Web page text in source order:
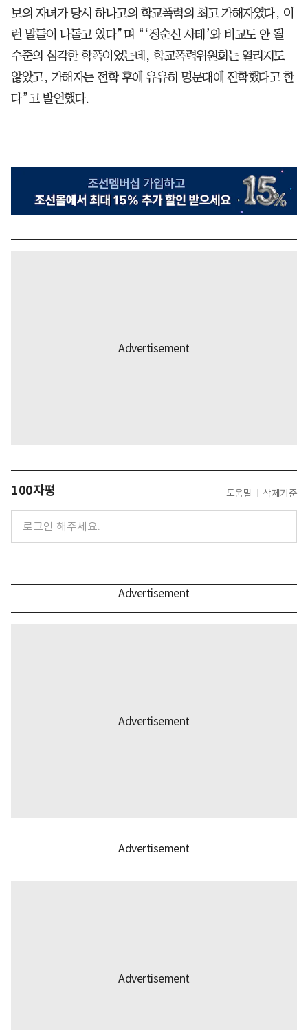
보의 자녀가 당시 하나고의 학교폭력의 최고 가해자였다, 이
런 말들이 나돌고 있다”며 “‘정순신 사태’와 비교도 안 될
수준의 심각한 학폭이었는데, 학교폭력위원회는 열리지도
않았고, 가해자는 전학 후에 유유히 명문대에 진학했다고 한
다”고 발언했다.
100자평 도움말 삭제기준